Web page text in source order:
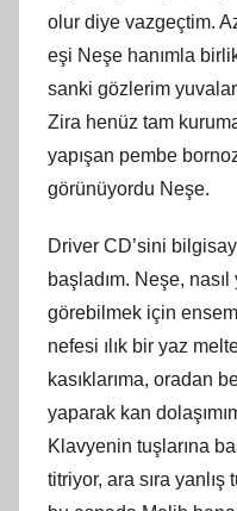
olur diye vazgeçtim.
eşi Neşe hanımla
sanki gözlerim
Zira henüz tam
yapışan pembe
görünüyordu Neşe.
Driver CD’sini
başladım. Neşe, nasıl
görebilmek için
nefesi ılık bir yaz
kasıklarıma, oradan
yaparak kan
Klavyenin tuşlarına
titriyor, ara sıra